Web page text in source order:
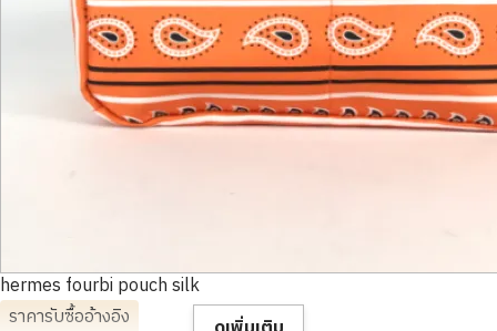
hermes fourbi pouch silk
ราคารับซื้ออ้างอิง